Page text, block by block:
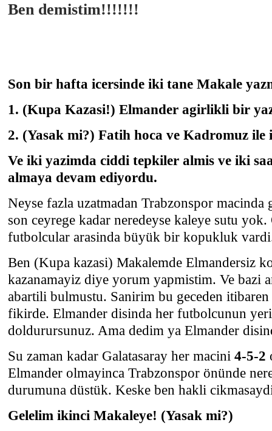
Ben demistim!!!!!!!
Son bir hafta icersinde iki tane Makale
1. (Kupa Kazasi!) Elmander agirlikli bir
2. (Yasak mi?) Fatih hoca ve Kadromuz
Ve iki yazimda ciddi tepkiler almis ve iki
almaya devam ediyordu.
Neyse fazla uzatmadan Trabzonspor macinda
son ceyrege kadar neredeyse kaleye sutu
futbolcular arasinda büyük bir kopukluk
Ben (Kupa kazasi) Makalemde Elmandersiz
kazanamayiz diye yorum yapmistim. Ve bazi
abartili bulmustu. Sanirim bu geceden
fikirde. Elmander disinda her futbolcunun
doldurursunuz. Ama dedim ya Elmander
Su zaman kadar Galatasaray her macini 4-5-2
Elmander olmayinca Trabzonspor önünde
durumuna düstük. Keske ben hakli
Gelelim ikinci Makaleye! (Yasak mi?)